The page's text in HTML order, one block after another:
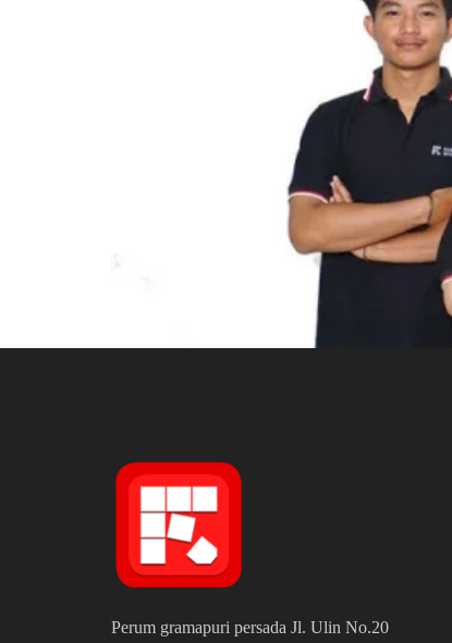
Perum gramapuri persada Jl. Ulin No.20